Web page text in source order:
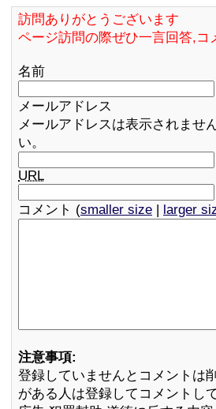
訪問ありがとうございます
ページ訪問の際ぜひ一言回答,
名前
メールアドレス
メールアドレスは表示されませ
い。
URL
コメント (smaller size | larger
注意事項:
登録していませんとコメントは
がある人は登録してコメントし